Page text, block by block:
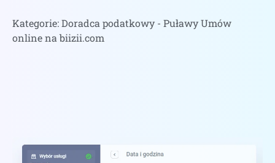
Kategorie:Doradca podatkowy - Puławy Umów
online na biizii.com